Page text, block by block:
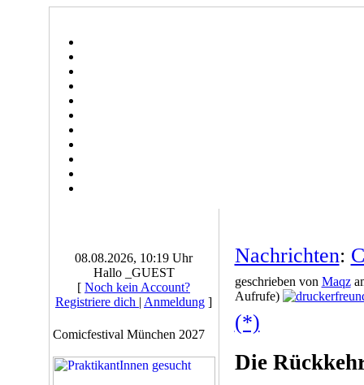
08.08.2026, 10:19 Uhr
Hallo _GUEST
[ Noch kein Account?
Registriere dich | Anmeldung ]
Comicfestival München 2027
Nachrichten:
geschrieben von Maqz
Aufrufe)
(*)
Die